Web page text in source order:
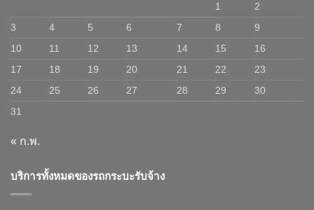
1
2
3
4 5 6 7 8
9
10
11 12 13 14 15
16
17
18 19 20 21 22
23
24
25 26 27 28 29
30
31
« ก.พ.
บริการทั้งหมดของรถกระบะรับจ้าง